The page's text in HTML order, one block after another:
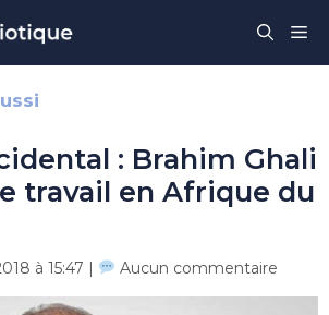
: Brahim Ghali
travail en Afrique du
à 15:47 | Aucun commentaire